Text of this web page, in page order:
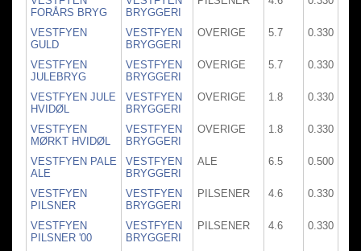
FORÅRS BRYG
BRYGGERI
VESTFYEN
GULD
VESTFYEN
BRYGGERI
OVERIGE 5.7 0.330
VESTFYEN
JULEBRYG
VESTFYEN
BRYGGERI
OVERIGE 5.7 0.330
VESTFYEN JULE
HVIDØL
VESTFYEN
BRYGGERI
OVERIGE 1.8 0.330
VESTFYEN
MØRKT HVIDØL
VESTFYEN
BRYGGERI
OVERIGE 1.8 0.330
VESTFYEN PALE
ALE
VESTFYEN
BRYGGERI
ALE 6.5 0.500
VESTFYEN
PILSNER
VESTFYEN
BRYGGERI
PILSENER 4.6 0.330
VESTFYEN
PILSNER '00
VESTFYEN
BRYGGERI
PILSENER 4.6 0.330